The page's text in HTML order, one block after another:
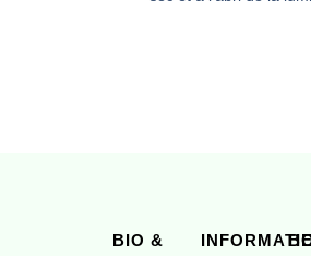
BIO &